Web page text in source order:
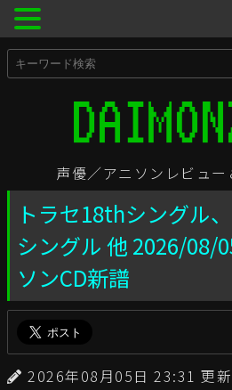
声優／アニソンレビュー
トラセ18thシングル
シングル 他 2026/08/
ソンCD新譜
2026年08月05日 23:31